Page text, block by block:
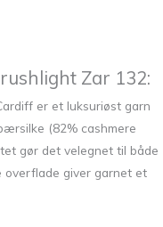
Zar 132:
er et luksuriøst garn
(82% cashmere
gør det velegnet til både
overflade giver garnet et